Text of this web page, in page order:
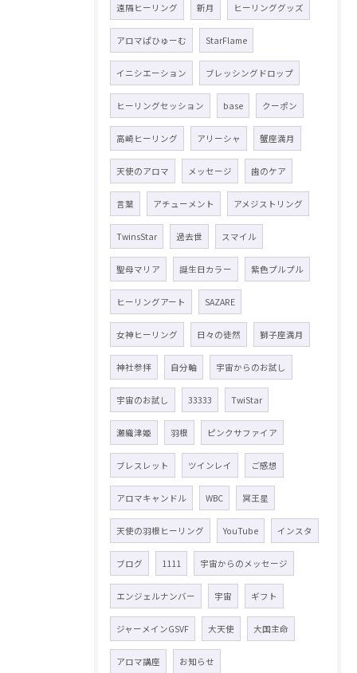
遠隔ヒーリング 新月 ヒーリンググッズ
アロマぱひゅーむ StarFlame
イニシエーション ブレッシングドロップ
ヒーリングセッション base クーポン
高崎ヒーリング アリーシャ 蟹座満月
天使のアロマ メッセージ 歯のケア
言葉 アチューメント アメジストリング
TwinsStar 過去世 スマイル
聖母マリア 誕生日カラー 紫色プルプル
ヒーリングアート SAZARE
女神ヒーリング 日々の徒然 獅子座満月
神社参拝 自分軸 宇宙からのお試し
宇宙のお試し 33333 TwiStar
瀬織津姫 羽根 ピンクサファイア
ブレスレット ツインレイ ご感想
アロマキャンドル WBC 冥王星
天使の羽根ヒーリング YouTube インスタ
ブログ 1111 宇宙からのメッセージ
エンジェルナンバー 宇宙 ギフト
ジャーメインGSVF 大天使 大国主命
アロマ講座 お知らせ